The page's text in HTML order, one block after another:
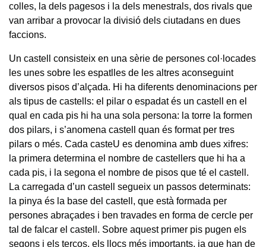
colles, la dels pagesos i la dels menestrals, dos rivals que
van arribar a provocar la divisió dels ciutadans en dues
faccions.
Un castell consisteix en una sèrie de persones col·locades
les unes sobre les espatlles de les altres aconseguint
diversos pisos d’alçada. Hi ha diferents denominacions per
als tipus de castells: el pilar o espadat és un castell en el
qual en cada pis hi ha una sola persona: la torre la formen
dos pilars, i s’anomena castell quan és format per tres
pilars o més. Cada casteU es denomina amb dues xifres:
la primera determina el nombre de castellers que hi ha a
cada pis, i la segona el nombre de pisos que té el castell.
La carregada d’un castell segueix un passos determinats:
la pinya és la base del castell, que està formada per
persones abraçades i ben travades en forma de cercle per
tal de falcar el castell. Sobre aquest primer pis pugen els
segons i els terços, els llocs més importants, ja que han de